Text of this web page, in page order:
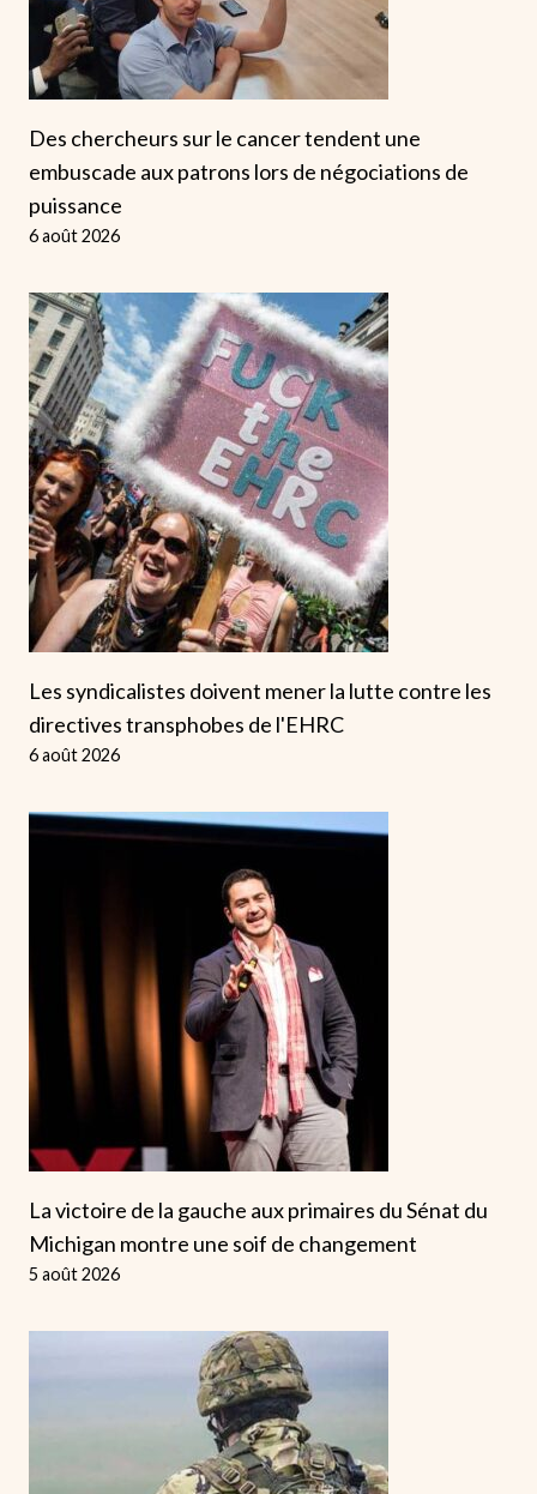
Des chercheurs sur le cancer tendent une
embuscade aux patrons lors de négociations de
puissance
6 août 2026
Les syndicalistes doivent mener la lutte contre les
directives transphobes de l'EHRC
6 août 2026
La victoire de la gauche aux primaires du Sénat du
Michigan montre une soif de changement
5 août 2026